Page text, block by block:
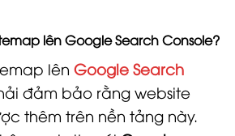
lên Google Search Console?
lên Google Search
đảm bảo rằng website
thêm trên nền tảng này.